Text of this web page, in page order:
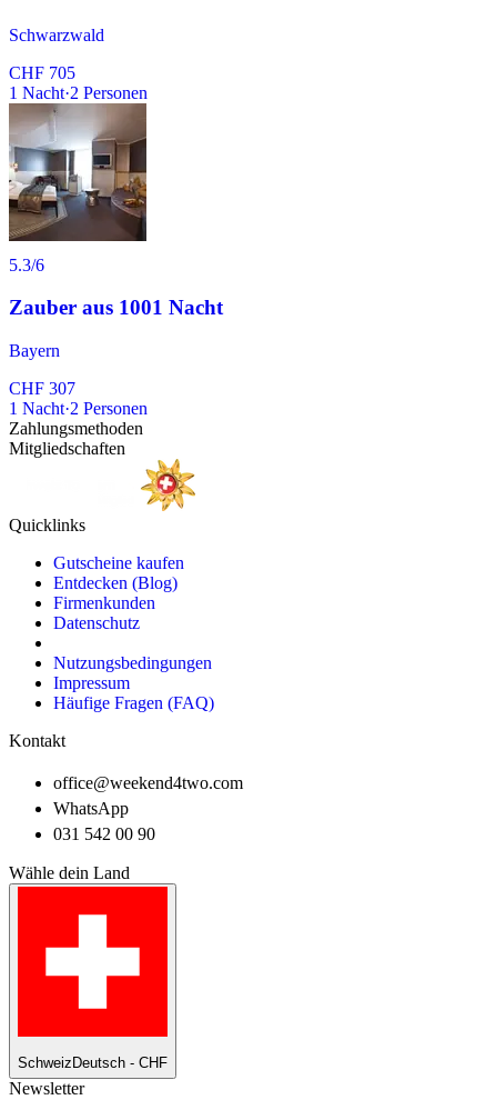
Schwarzwald
CHF 705
1 Nacht·2 Personen
5.3/6
Zauber aus 1001 Nacht
Bayern
CHF 307
1 Nacht·2 Personen
Zahlungsmethoden
Mitgliedschaften
Quicklinks
Gutscheine kaufen
Entdecken (Blog)
Firmenkunden
Datenschutz
Nutzungsbedingungen
Impressum
Häufige Fragen (FAQ)
Kontakt
office@weekend4two.com
WhatsApp
031 542 00 90
Wähle dein Land
Schweiz Deutsch - CHF
Newsletter